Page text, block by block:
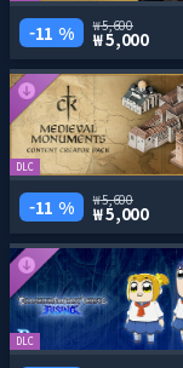
11 % 5,600
5,000
DLC
11 % 5,600
5,000
DLC